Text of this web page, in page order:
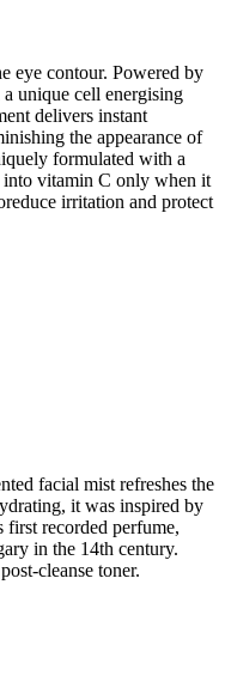
eye contour. Powered by
unique cell energising
delivers instant
the appearance of
formulated with a
vitamin C only when it
irritation and protect
facial mist refreshes the
it was inspired by
recorded perfume,
in the 14th century.
cleanse toner.